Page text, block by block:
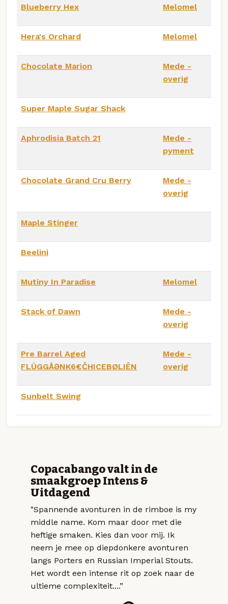
Blueberry Hex Melomel
Hera's Orchard Melomel
Chocolate Marion
Mede -
overig
Super Maple Sugar Shack
Aphrodisia Batch 21
Mede -
pyment
Chocolate Grand Cru Berry
Mede -
overig
Maple Stinger
Beelini
Mutiny In Paradise Melomel
Stack of Dawn
Mede -
overig
Pre Barrel Aged
FLÜGGÅƏNK6€ČHICEBØLIÊN
Mede -
overig
Sunbelt Swing
Copacabango valt in de
smaakgroep Intens &
Uitdagend
"Spannende avonturen in de rimboe is my
middle name. Kom maar door met die
heftige smaken. Kies dan voor mij. Ik
neem je mee op diepdonkere avonturen
langs Porters en Russian Imperial Stouts.
Het wordt een intense rit op zoek naar de
ultieme complexiteit....”